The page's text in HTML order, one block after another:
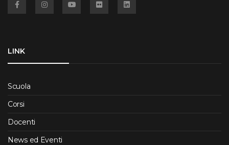
LINK
Scuola
Corsi
Docenti
News ed Eventi